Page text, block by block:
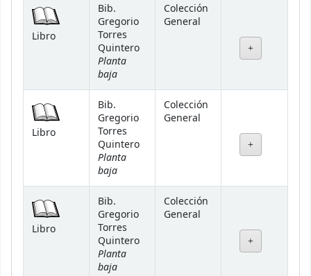
Libro
Bib.
Gregorio
Torres
Quintero
Planta
baja
Colección
General
Libro
Bib.
Gregorio
Torres
Quintero
Planta
baja
Colección
General
Libro
Bib.
Gregorio
Torres
Quintero
Planta
baja
Colección
General